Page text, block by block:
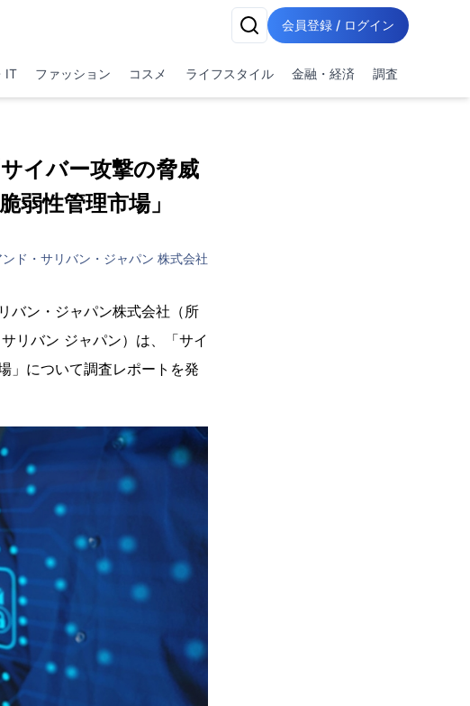
会員登録 / ログイン
IT ファッション コスメ ライフスタイル 金融・経済 調査
イバー攻撃の脅威
弱性管理市場」
ド・サリバン・ジャパン 株式会社
バン・ジャパン株式会社（所
リバン ジャパン）は、「サイ
」について調査レポートを発